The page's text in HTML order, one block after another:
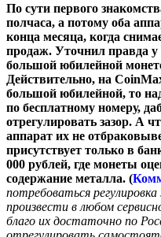
По сути первого
полчаса, а потому оба
конца месяца, когда
продаж. Уточнил правда у
большой юбилейной
Действительно, на
большой юбилейной, то
по бесплатному номеру,
отрегулировать зазор. А
аппарат их не
присутствует только в
000 рублей, где монеты
содержание металла. (
потребоваться
произвести в любом
благо их достаточно по